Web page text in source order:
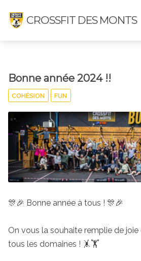
CROSSFIT DES MONTS
Bonne année 2024 !!
COHÉSION FUN
🎊🎉 Bonne année à tous ! 🎊🎉
On vous la souhaite remplie de
tous les domaines ! 🤸🏋️